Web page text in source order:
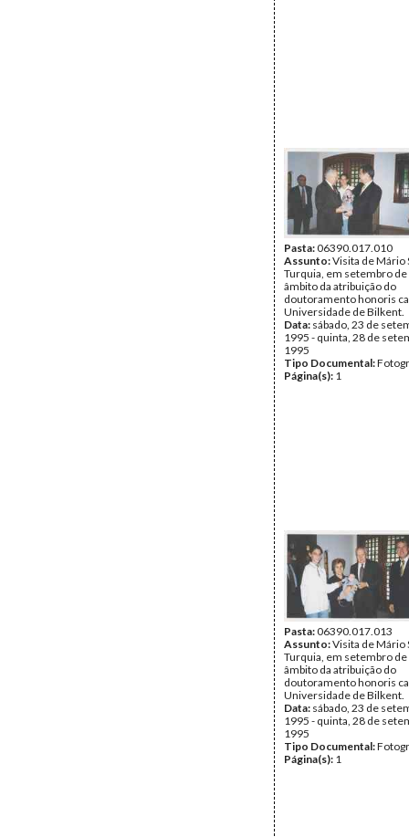
Pasta:06390.017.010
Assunto:Visita de Mário
Turquia, em setembro
âmbito da atribuição do
doutoramento honoris
Universidade de Bilkent.
Data: sábado, 23 de
1995 - quinta, 28 de
1995
Tipo Documental:
Página(s): 1
Pasta:06390.017.013
Assunto:Visita de Mário
Turquia, em setembro
âmbito da atribuição do
doutoramento honoris
Universidade de Bilkent.
Data: sábado, 23 de
1995 - quinta, 28 de
1995
Tipo Documental:
Página(s): 1